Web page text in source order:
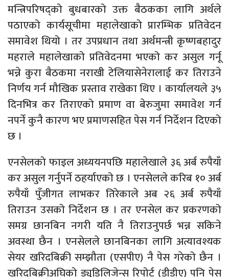
मन्त्रिपरिषद्को बुधबारको उक्त बैठकका लागि अर्थले
पठाएको कार्यसूचीमा महालेखाको प्रारम्भिक प्रतिवेदन
समावेश थियो । तर उपप्रधान तथा अर्थमन्त्री कृष्णबहादुर
महराले महालेखाको प्रतिवेदनमा भएको कर असुल गर्नू
भन्ने कुरा बैठकमा नराखी टेलियासेनेरालाई कर तिराउने
निर्णय गर्न मौखिक प्रस्ताव राखेका थिए । कार्यालयले ३५
दिनभित्र कर तिराएको प्रमाण वा बेरुजुमा समावेश गर्न
नपर्ने कुनै कारण भए प्रमाणसहित पेस गर्न निर्देशन दिएको
छ ।
एनसेलको फाइल अध्ययनपछि महालेखाले ३६ अर्ब रुपैयाँ
कर असुल गर्नुपर्ने ठहर्याएको छ । एनसेलले करिब १० अर्ब
रुपैयाँ पुँजीगत लाभकर तिरेकाले अब २६ अर्ब रुपैयाँ
तिराउन उसको निर्देशन छ । तर एनसेल कर प्रकरणको
समग्र छानबिन नगरी यति नै तिराउनुपर्छ भन्न सकिने
अवस्था छैन । एनसेलले छानबिनका लागि अत्यावश्यक
सेयर खरिदबिक्री सम्झौता (एसपीए) नै पेस गरेको छैन ।
खरिदबिक्रीअघिको ड्युडिलिजेन्स रिपोर्ट (डीडीए) पनि पेस